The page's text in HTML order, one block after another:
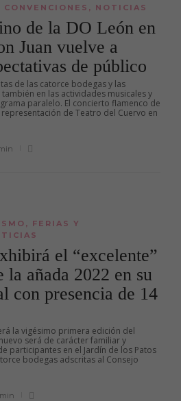
CONVENCIONES , NOTICIAS
de la DO León en
Juan vuelve a
de público
de las catorce bodegas y las
en las actividades musicales y
paralelo. El concierto flamenco de
de Teatro del Cuervo en
, FERIAS Y
el “excelente”
la añada 2022 en su
con presencia de 14
la vigésimo primera edición del
será de carácter familiar y
participantes en el Jardín de los Patos
bodegas adscritas al Consejo